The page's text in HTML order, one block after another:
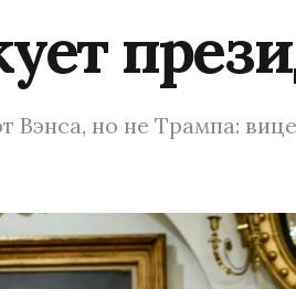
Вэнса, но не Трампа: